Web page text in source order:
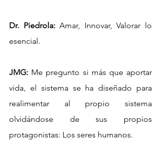
Dr. Piedrola: Amar, Innovar, Valorar lo
esencial.
JMG: Me pregunto si más que aportar
vida, el sistema se ha diseñado para
realimentar al propio sistema
olvidándose de sus propios
protagonistas: Los seres humanos.